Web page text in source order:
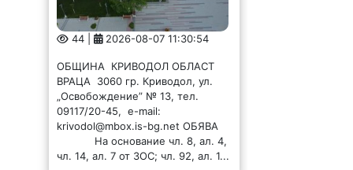
09117/20-45, e-mail:
krivodol@mbox.is-bg.net ОБЯВА
На основание чл. 8, ал. 4,
Община Криводол
отдава под наем имот
в Главаци